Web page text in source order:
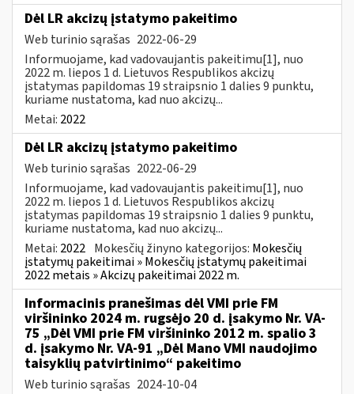
Dėl LR akcizų įstatymo pakeitimo
Web turinio sąrašas 2022-06-29
Informuojame, kad vadovaujantis pakeitimu[1], nuo
2022 m. liepos 1 d. Lietuvos Respublikos akcizų
įstatymas papildomas 19 straipsnio 1 dalies 9 punktu,
kuriame nustatoma, kad nuo akcizų...
Metai: 2022
Dėl LR akcizų įstatymo pakeitimo
Web turinio sąrašas 2022-06-29
Informuojame, kad vadovaujantis pakeitimu[1], nuo
2022 m. liepos 1 d. Lietuvos Respublikos akcizų
įstatymas papildomas 19 straipsnio 1 dalies 9 punktu,
kuriame nustatoma, kad nuo akcizų...
Metai: 2022 Mokesčių žinyno kategorijos: Mokesčių
įstatymų pakeitimai » Mokesčių įstatymų pakeitimai
2022 metais » Akcizų pakeitimai 2022 m.
Informacinis pranešimas dėl VMI prie FM
viršininko 2024 m. rugsėjo 20 d. įsakymo Nr. VA-
75 „Dėl VMI prie FM viršininko 2012 m. spalio 3
d. įsakymo Nr. VA-91 „Dėl Mano VMI naudojimo
taisyklių patvirtinimo“ pakeitimo
Web turinio sąrašas 2024-10-04